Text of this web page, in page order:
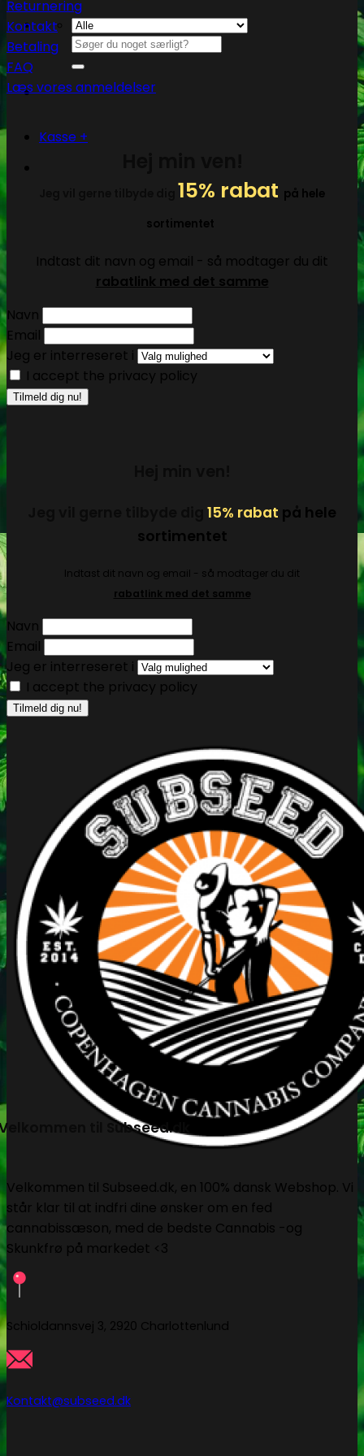
Søg
efter:
Kasse +
Returnering
Kontakt
Betaling
FAQ
Læs vores anmeldelser
15% rabat på hele
sortimentet
Indtast dit navn og email - så modtager du dit
rabatlink med det samme
Navn
Email
Jeg er interreseret i
I accept the privacy policy
15% rabat på hele
sortimentet
Indtast dit navn og email - så modtager du dit
rabatlink med det samme
Navn
Email
Jeg er interreseret i
I accept the privacy policy
til Subseed.dk
Velkommen til Subseed.dk, en 100% dansk Webshop. Vi
står klar til at indfri dine ønsker om en fed
cannabissæson, med de bedste Cannabis -og
Skunkfrø på markedet <3
Schioldannsvej 3, 2920 Charlottenlund
Kontakt@subseed.dk